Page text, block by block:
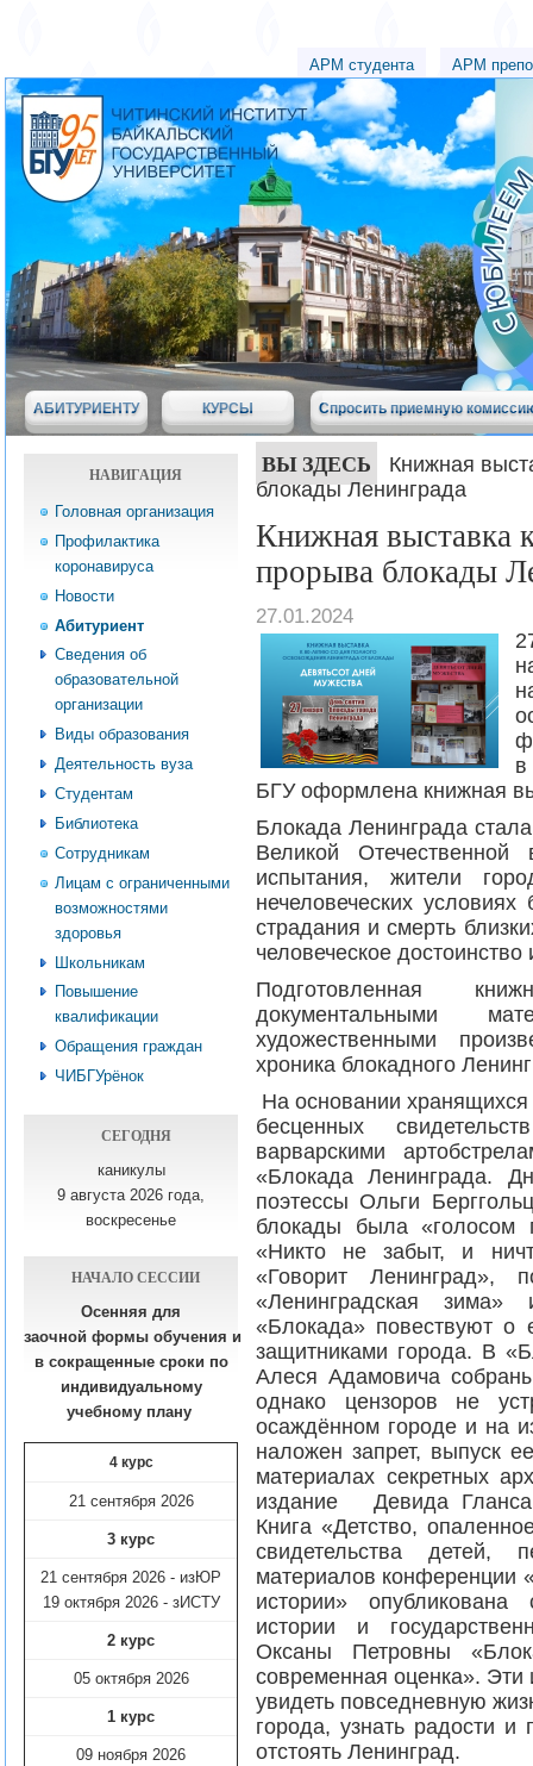
АРМ студента АРМ
АБИТУРИЕНТУ КУРСЫ Спросить приемную
НАВИГАЦИЯ
Головная организация
Профилактика
коронавируса
Новости
Абитуриент
Сведения об
образовательной
организации
Виды образования
Деятельность вуза
Студентам
Библиотека
Сотрудникам
Лицам с ограниченными
возможностями
здоровья
Школьникам
Повышение
квалификации
Обращения граждан
ЧИБГУрёнок
СЕГОДНЯ
каникулы
9 августа 2026 года,
воскресенье
НАЧАЛО СЕССИИ
Осенняя для
заочной формы обучения и
в сокращенные сроки по
индивидуальному
учебному плану​
4 курс
21 сентября 2026
3 курс
21 сентября 2026 - изЮР
19 октября 2026 - зИСТУ
2 курс
05 октября 2026
1 курс
09 ноября 2026
ВЫ ЗДЕСЬ
Книжная
блокады Ленинграда
Книжная выставка
прорыва блокады
27.01.2024
в
БГУ оформлена книжная
Блокада Ленинграда
Великой
испытания, жители
нечеловеческих
страдания и смерть
человеческое
Подготовленная
документальными
художественными
хроника блокадного
На основании
бесценных
варварскими
«Блокада Ленинграда.
поэтессы Ольги
блокады была «голосом
«Никто не забыт, и
«Говорит
«Ленинградская
«Блокада» повествуют о
защитниками города. В
Алеся Адамовича
однако цензоров не
осаждённом городе и на
наложен запрет, выпуск
материалах секретных
издание Девида Гланса
Книга «Детство,
свидетельства детей,
материалов конференции
истории»
истории и
Оксаны Петровны
современная оценка». Эти
увидеть повседневную
города, узнать радости и
отстоять Ленинград.